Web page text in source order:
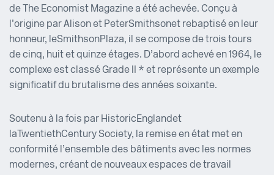
de The Economist Magazine a été achevée. Conçu à
l’origine par Alison et Peter Smithson et rebaptisé en leur
honneur, le Smithson Plaza, il se compose de trois tours
de cinq, huit et quinze étages. D’abord achevé en 1964, le
complexe est classé Grade II * et représente un exemple
significatif du brutalisme des années soixante.
Soutenu à la fois par Historic England et
la Twentieth Century Society, la remise en état met en
conformité l’ensemble des bâtiments avec les normes
modernes, créant de nouveaux espaces de travail